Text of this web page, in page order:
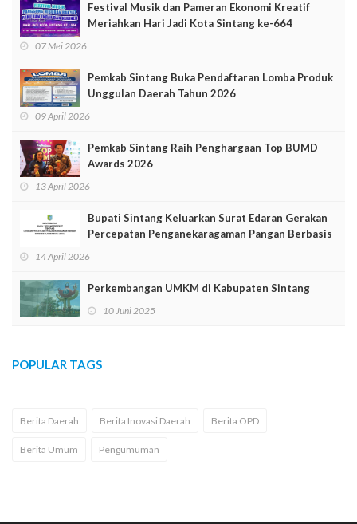
Festival Musik dan Pameran Ekonomi Kreatif
Meriahkan Hari Jadi Kota Sintang ke-664
07 Mei 2026
Pemkab Sintang Buka Pendaftaran Lomba Produk
Unggulan Daerah Tahun 2026
09 April 2026
Pemkab Sintang Raih Penghargaan Top BUMD
Awards 2026
13 April 2026
Bupati Sintang Keluarkan Surat Edaran Gerakan
Percepatan Penganekaragaman Pangan Berbasis
14 April 2026
Perkembangan UMKM di Kabupaten Sintang
10 Juni 2025
POPULAR TAGS
Berita Daerah Berita Inovasi Daerah Berita OPD
Berita Umum Pengumuman